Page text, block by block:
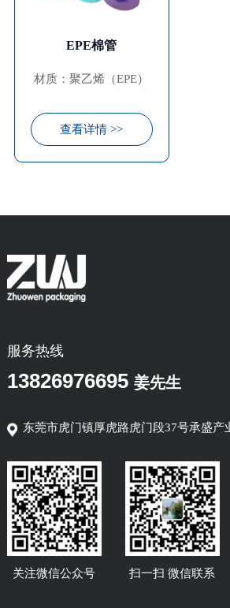
EPE棉管
材质：聚乙烯（EPE）
查看详情 >>
服务热线
13826976695 姜先生
东莞市虎门镇厚虎路虎门段37号承盛产
关注微信公众号 扫一扫 微信联系